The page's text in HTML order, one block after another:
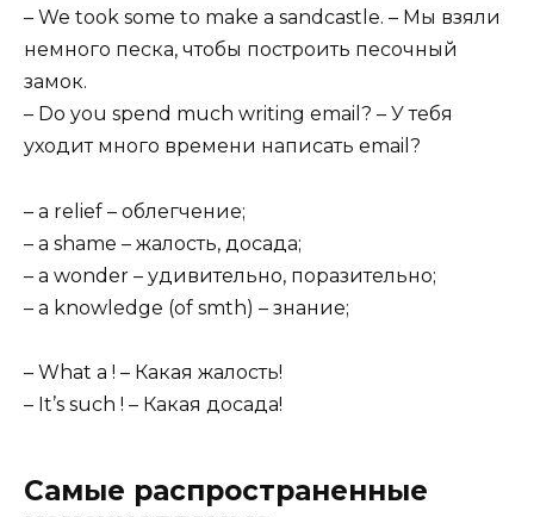
– We took some to make a sandcastle. – Мы взяли
немного песка, чтобы построить песочный
замок.
– Do you spend much writing email? – У тебя
уходит много времени написать email?
– a relief – облегчение;
– a shame – жалость, досада;
– a wonder – удивительно, поразительно;
– a knowledge (of smth) – знание;
– What a ! – Какая жалость!
– It’s such ! – Какая досада!
Самые распространенные